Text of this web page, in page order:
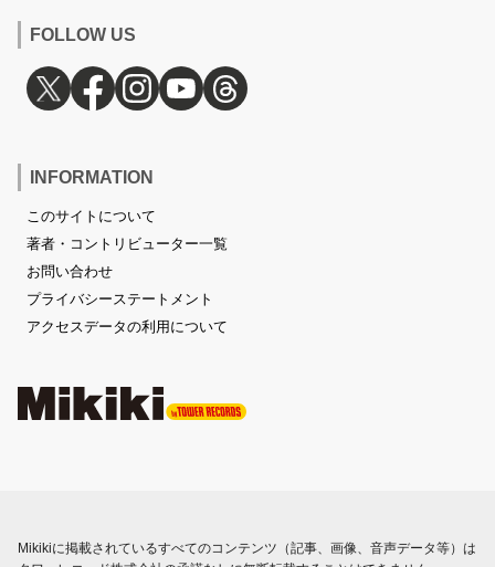
FOLLOW US
INFORMATION
このサイトについて
著者・コントリビューター一覧
お問い合わせ
プライバシーステートメント
アクセスデータの利用について
Mikikiに掲載されているすべてのコンテンツ（記事、画像、音声データ等）は